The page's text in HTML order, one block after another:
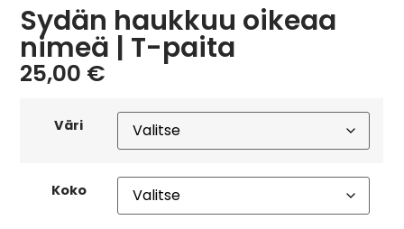
Sydän haukkuu oikeaa
nimeä | T-paita
25,00 €
Väri
Koko